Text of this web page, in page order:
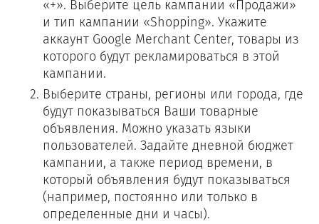
«+». Выберите цель кампании «Продажи»
и тип кампании «Shopping». Укажите
аккаунт Google Merchant Center, товары из
которого будут рекламироваться в этой
кампании.
Выберите страны, регионы или города, где
будут показываться Ваши товарные
объявления. Можно указать языки
пользователей. Задайте дневной бюджет
кампании, а также период времени, в
который объявления будут показываться
(например, постоянно или только в
определенные дни и часы).